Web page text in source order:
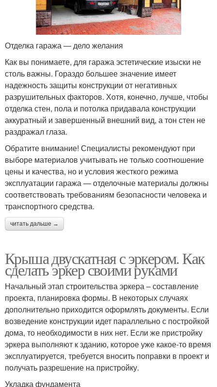
Отделка гаража — дело желания
Как вы понимаете, для гаража эстетические изыски не
столь важны. Гораздо большее значение имеет
надежность защиты конструкции от негативных
разрушительных факторов. Хотя, конечно, лучше, чтобы
отделка стен, пола и потолка придавала конструкции
аккуратный и завершенный внешний вид, а тон стен не
раздражал глаза.
Обратите внимание! Специалисты рекомендуют при
выборе материалов учитывать не только соотношение
цены и качества, но и условия жесткого режима
эксплуатации гаража — отделочные материалы должны
соответствовать требованиям безопасности человека и
транспортного средства.
читать дальше →
Крыша двускатная с эркером. Как
сделать эркер своими руками
Начальный этап строительства эркера – составление
проекта, планировка формы. В некоторых случаях
дополнительно приходится оформлять документы. Если
возведение конструкции идет параллельно с постройкой
дома, то необходимости в них нет. Если же пристройку
эркера выполняют к зданию, которое уже какое-то время
эксплуатируется, требуется вносить поправки в проект и
получать разрешение на пристройку.
Укладка фундамента